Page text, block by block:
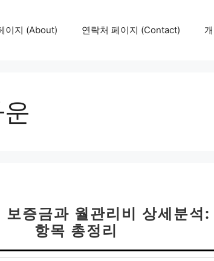
이지 (About) 연락처 페이지 (Contact)
증금과 월관리비 상세분석:
항목 총정리